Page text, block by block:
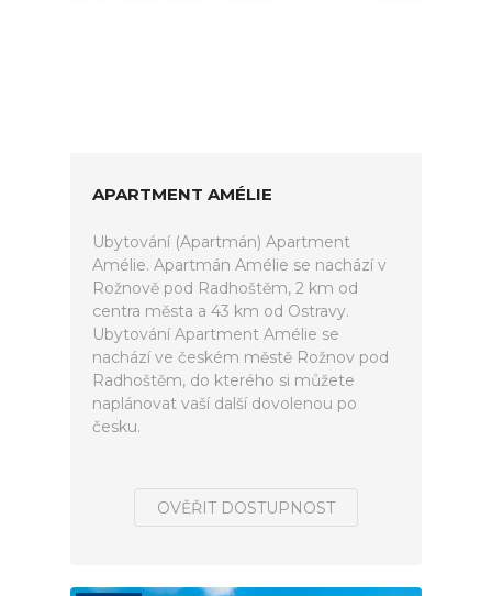
APARTMENT AMÉLIE
Ubytování (Apartmán) Apartment
Amélie. Apartmán Amélie se nachází v
Rožnově pod Radhoštěm, 2 km od
centra města a 43 km od Ostravy.
Ubytování Apartment Amélie se
nachází ve českém městě Rožnov pod
Radhoštěm, do kterého si můžete
naplánovat vaší další dovolenou po
česku.
OVĚŘIT DOSTUPNOST